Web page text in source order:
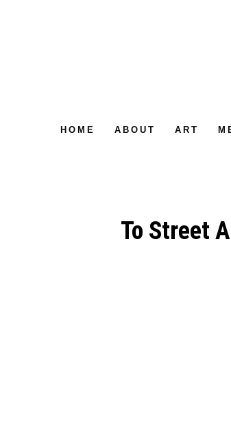
HOME ABOUT ART
To Street